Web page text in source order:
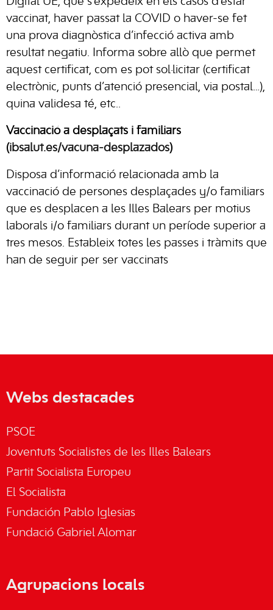
vaccinat, haver passat la COVID o haver-se fet
una prova diagnòstica d’infecció activa amb
resultat negatiu. Informa sobre allò que permet
aquest certificat, com es pot sol·licitar (certificat
electrònic, punts d’atenció presencial, via postal…),
quina validesa té, etc..
Vaccinació a desplaçats i familiars
(ibsalut.es/vacuna-desplazados)
Disposa d’informació relacionada amb la
vaccinació de persones desplaçades y/o familiars
que es desplacen a les Illes Balears per motius
laborals i/o familiars durant un període superior a
tres mesos. Estableix totes les passes i tràmits que
han de seguir per ser vaccinats
Webs destacades
PSOE
Joventuts Socialistes de les Illes Balears
Partit Socialista Europeu
El Socialista
Fundación Pablo Iglesias
Fundació Gabriel Alomar
Agrupacions locals